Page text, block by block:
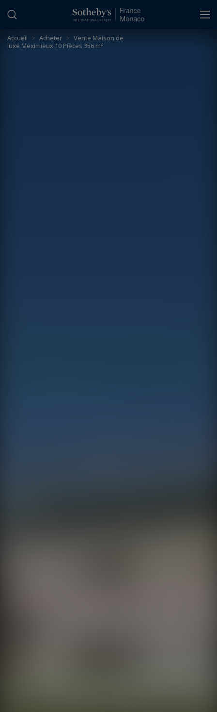
Accueil > Acheter > Vente Maison de
luxe Meximieux 10 Pièces 356 m²